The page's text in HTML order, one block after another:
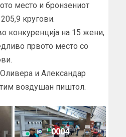
место и бронзениот
кругови.
конкуренција на 15 жени,
првото место со
и Александар
воздушан пиштол.
0004